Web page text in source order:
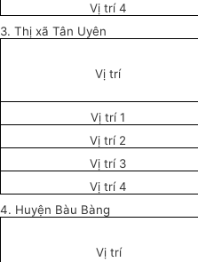
Vị trí 4
3. Thị xã Tân Uyên
Vị trí
Vị trí 1
Vị trí 2
Vị trí 3
Vị trí 4
4. Huyện Bàu Bàng
Vị trí